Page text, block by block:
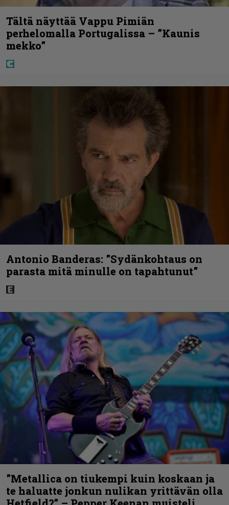
Tältä näyttää Vappu Pimiän
perhelomalla Portugalissa – ”Kaunis
mekko”
Antonio Banderas: ”Sydänkohtaus on
parasta mitä minulle on tapahtunut”
”Metallica on tiukempi kuin koskaan ja
te haluatte jonkun nulikan yrittävän olla